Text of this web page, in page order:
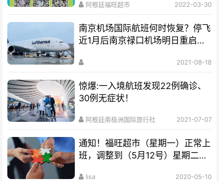
阿根廷福旺超市 2022-03-30
南京机场国际航班何时恢复？停飞
近1月后南京禄口机场明日重启国
2021-08-18
惊爆:一入境航班发现22例确诊、
30例无症状！
阿根廷南极洲国际旅行社 2021-07-07
通知！福旺超市（星期一）正常上
班，调整到（5月12号）星期二公
lisa 2020-05-10